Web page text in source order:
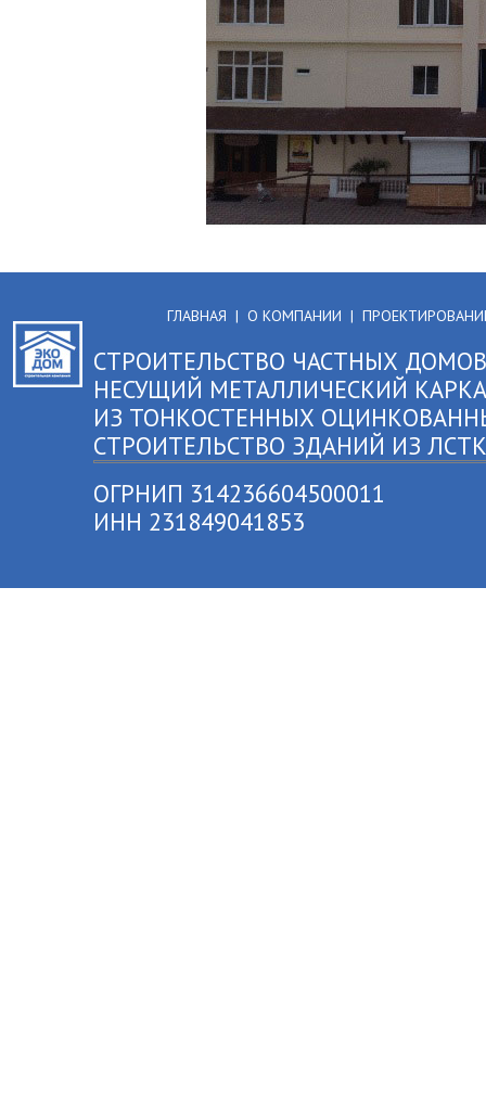
ГЛАВНАЯ | О КОМПАНИИ |
СТРОИТЕЛЬСТВО ЧАСТНЫХ
НЕСУЩИЙ МЕТАЛЛИЧЕСКИЙ
ИЗ ТОНКОСТЕННЫХ
СТРОИТЕЛЬСТВО ЗДАНИЙ ИЗ
ОГРНИП 314236604500011
ИНН 231849041853